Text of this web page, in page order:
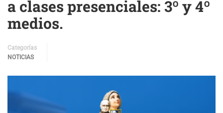
a clases presenciales: 3º y 4º
medios.
Categorías
NOTICIAS